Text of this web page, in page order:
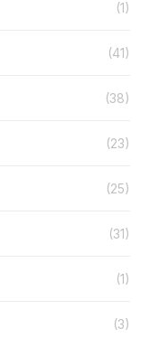
(1)
(41)
(38)
(23)
(25)
(31)
(1)
(3)